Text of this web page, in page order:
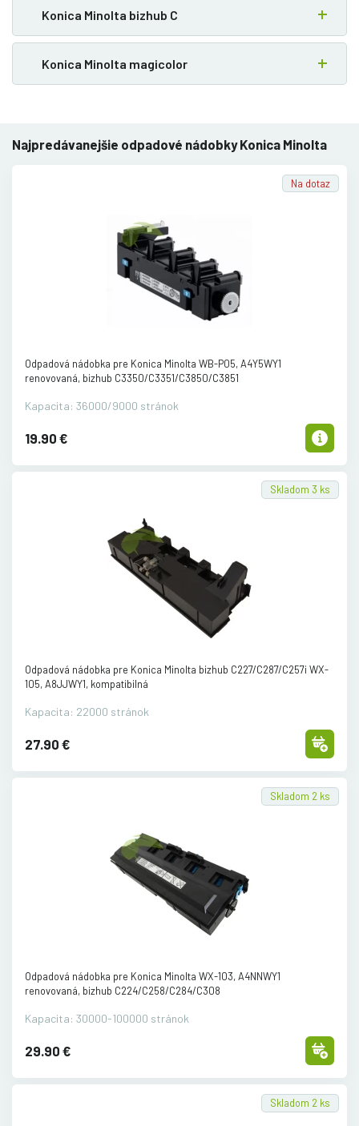
Konica Minolta bizhub C
Konica Minolta magicolor
Najpredávanejšie odpadové nádobky Konica Minolta
Na dotaz
Odpadová nádobka pre Konica Minolta WB-P05, A4Y5WY1
renovovaná, bizhub C3350/C3351/C3850/C3851
Kapacita: 36000/9000 stránok
19.90 €
Skladom 3 ks
Odpadová nádobka pre Konica Minolta bizhub C227/C287/C257i WX-
105, A8JJWY1, kompatibilná
Kapacita: 22000 stránok
27.90 €
Skladom 2 ks
Odpadová nádobka pre Konica Minolta WX-103, A4NNWY1
renovovaná, bizhub C224/C258/C284/C308
Kapacita: 30000-100000 stránok
29.90 €
Skladom 2 ks